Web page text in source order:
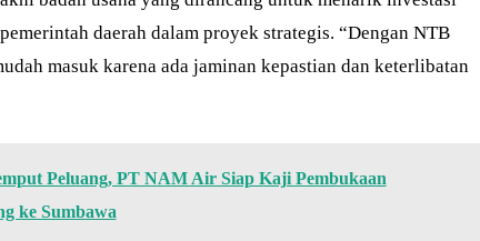
daerah dalam proyek strategis. “Dengan NTB
masuk karena ada jaminan kepastian dan keterlibatan
Peluang, PT NAM Air Siap Kaji Pembukaan
ke Sumbawa